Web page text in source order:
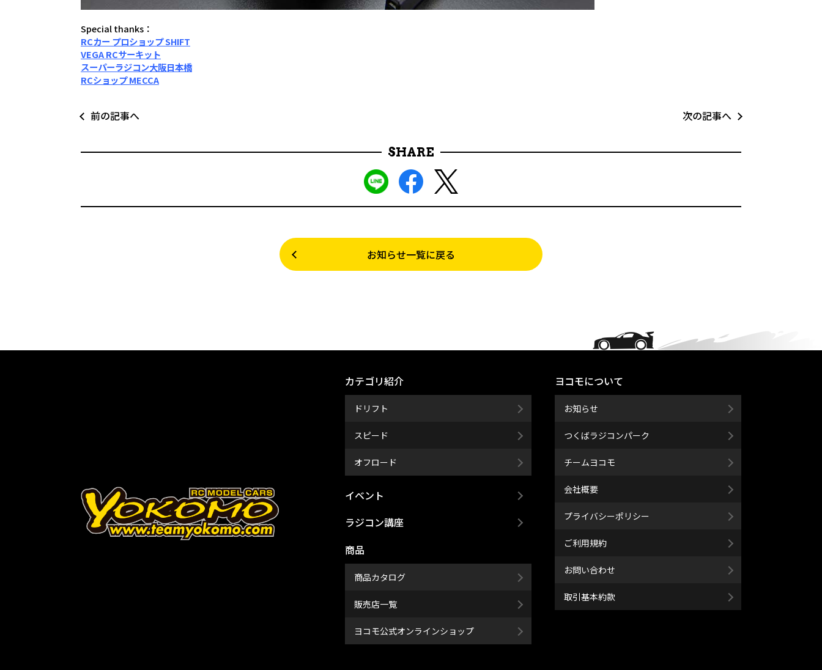
Special thanks：
RCカー プロショップ SHIFT
VEGA RCサーキット
スーパーラジコン大阪日本橋
RCショップ MECCA
前の記事へ 次の記事へ
SHARE
お知らせ一覧に戻る
カテゴリ紹介
ドリフト
スピード
オフロード
イベント
ラジコン講座
商品
商品カタログ
販売店一覧
ヨコモ公式オンラインショップ
ヨコモについて
お知らせ
つくばラジコンパーク
チームヨコモ
会社概要
プライバシーポリシー
ご利用規約
お問い合わせ
取引基本約款